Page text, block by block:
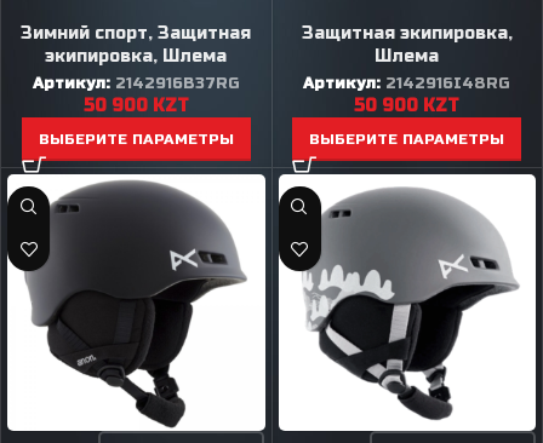
Зимний спорт,Защитная
экипировка, Шлема
Артикул: 2142916B37RG
50 900 KZT
ВЫБЕРИТЕ ПАРАМЕТРЫ
Защитная экипировка,
Шлема
Артикул: 2142916I48RG
50 900 KZT
ВЫБЕРИТЕ ПАРАМЕТРЫ